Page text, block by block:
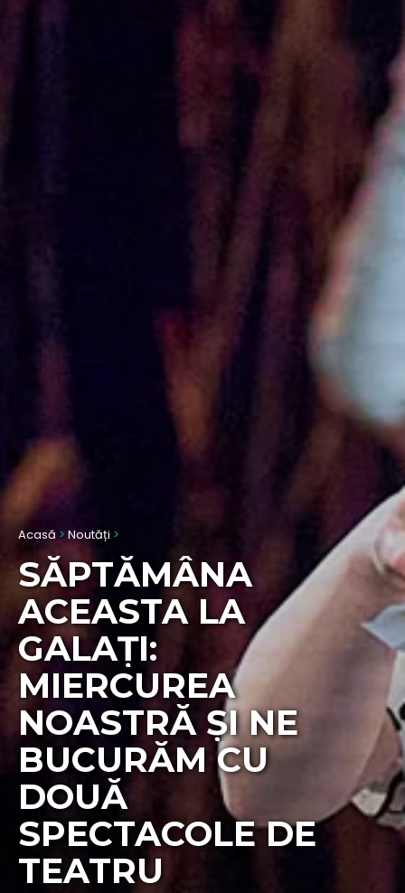
Acasă > Noutăți >
SĂPTĂMÂNA
ACEASTA LA
GALAȚI:
MIERCUREA
NOASTRĂ ȘI NE
BUCURĂM CU
DOUĂ
SPECTACOLE DE
TEATRU